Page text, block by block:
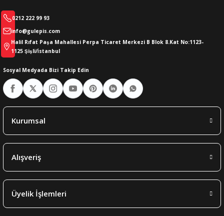
0212 222 99 93
info@gulepis.com
Halil Rıfat Paşa Mahallesi Perpa Ticaret Merkezi B Blok 8.Kat No:1123-
1125 Şişli/İstanbul
Sosyal Medyada Bizi Takip Edin
Kurumsal
Alışveriş
Üyelik İşlemleri